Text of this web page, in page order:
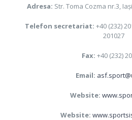
Adresa: Str. Toma Cozma nr.3,
Telefon secretariat: +40 (232)
201027
Fax: +40 (232)
Email:
Website:
Website: